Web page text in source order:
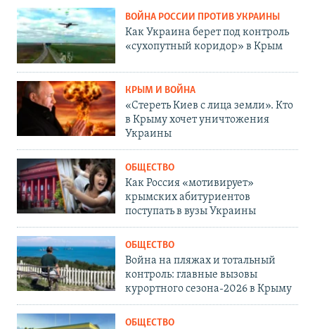
ВОЙНА РОССИИ ПРОТИВ УКРАИНЫ
Как Украина берет под контроль
«сухопутный коридор» в Крым
КРЫМ И ВОЙНА
«Стереть Киев с лица земли». Кто
в Крыму хочет уничтожения
Украины
ОБЩЕСТВО
Как Россия «мотивирует»
крымских абитуриентов
поступать в вузы Украины
ОБЩЕСТВО
Война на пляжах и тотальный
контроль: главные вызовы
курортного сезона-2026 в Крыму
ОБЩЕСТВО